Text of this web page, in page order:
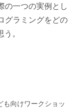
一つの実例とし
グラミングをどの
。
向けワークショッ